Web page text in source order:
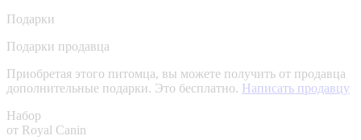
Подарки
Подарки продавца
Приобретая этого питомца, вы можете получить от продавца
дополнительные подарки. Это бесплатно. Написать продавцу
Набор
от Royal Canin